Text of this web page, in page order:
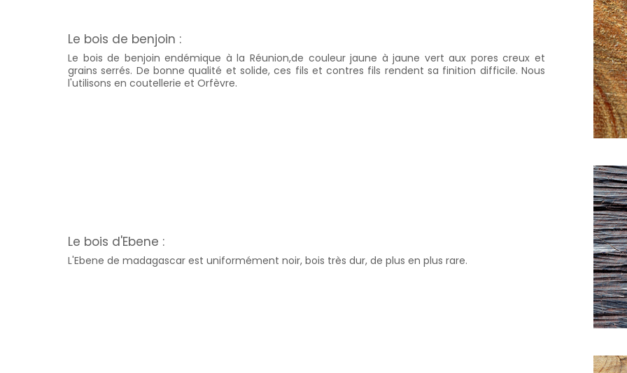
Le bois de benjoin :
Le bois de benjoin endémique à la Réunion,de couleur jaune à jaune vert aux pores creux et
grains serrés. De bonne qualité et solide, ces fils et contres fils rendent sa finition difficile. Nous
l'utilisons en coutellerie et Orfèvre.
Le bois d'Ebene :
L'Ebene de madagascar est uniformément noir, bois très dur, de plus en plus rare.